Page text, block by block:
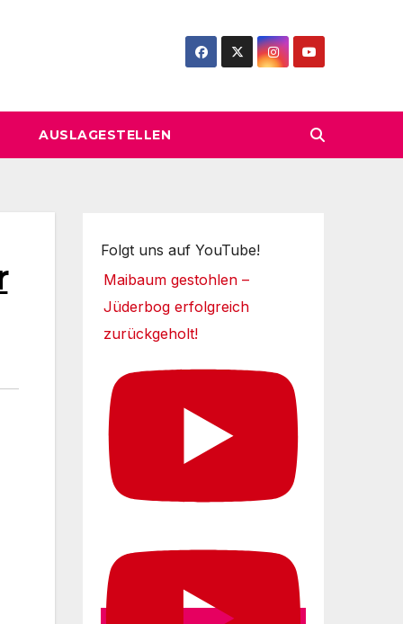
AUSLAGESTELLEN
Folgt uns auf YouTube!
Maibaum gestohlen –
Jüderbog erfolgreich
zurückgeholt!